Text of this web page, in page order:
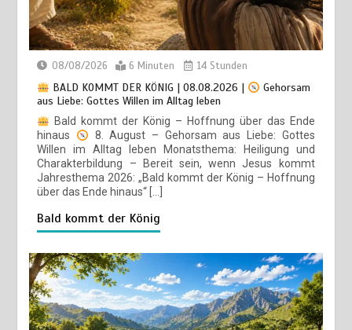
aufhört zuzuhören | Pastor Erton Köhler
27/02/2026 4 Minuten 5 Monaten
19
VON HERZEN | 20.02.2026 | Familie: Ein
Nachname, viele Namen | Pastor Erton Köhler
20/02/2026 3 Minuten 6 Monaten
20
VON HERZEN | 13.02.2026 | Kälber sind keine
Lämmer | Pastor Erton Köhler
13/02/2026 4 Minuten
21
VON HERZEN | 06.02.2026 | Die Zeit ist jetzt |
Pastor Erton Köhler
06/02/2026 3 Minuten 6 Monaten
BALD KOMMT DER KÖNIG | 02.08.2026 |
02/08/2026 6 Minuten
08/08/2026 6 Minuten 14 Stunden
BALD KOMMT DER KÖNIG | 08.08.2026 |
Gehorsam
aus Liebe: Gottes Willen im Alltag leben
Bald kommt der König – Hoffnung über das Ende
hinaus
8. August – Gehorsam aus Liebe: Gottes
Willen im Alltag leben Monatsthema: Heiligung und
Charakterbildung – Bereit sein, wenn Jesus kommt
Jahresthema 2026: „Bald kommt der König – Hoffnung
über das Ende hinaus“ […]
Bald kommt der König